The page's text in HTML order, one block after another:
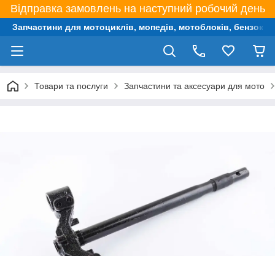
Відправка замовлень на наступний робочий день
Запчастини для мотоциклів, мопедів, мотоблоків,
Товари та послуги Запчастини та аксесуари для мото